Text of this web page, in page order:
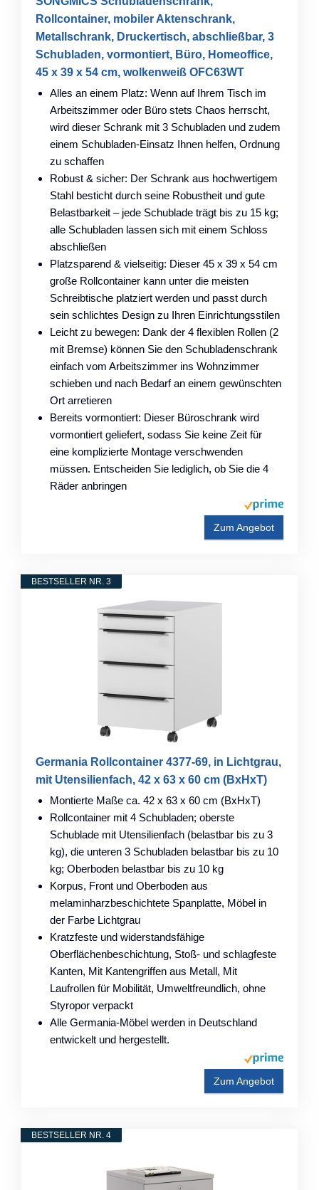
Rollcontainer, mobiler Aktenschrank,
Metallschrank, Druckertisch, abschließbar, 3
Schubladen, vormontiert, Büro, Homeoffice,
45 x 39 x 54 cm, wolkenweiß OFC63WT
Alles an einem Platz: Wenn auf Ihrem Tisch im
Arbeitszimmer oder Büro stets Chaos herrscht,
wird dieser Schrank mit 3 Schubladen und zudem
einem Schubladen-Einsatz Ihnen helfen, Ordnung
zu schaffen
Robust & sicher: Der Schrank aus hochwertigem
Stahl besticht durch seine Robustheit und gute
Belastbarkeit – jede Schublade trägt bis zu 15 kg;
alle Schubladen lassen sich mit einem Schloss
abschließen
Platzsparend & vielseitig: Dieser 45 x 39 x 54 cm
große Rollcontainer kann unter die meisten
Schreibtische platziert werden und passt durch
sein schlichtes Design zu Ihren Einrichtungsstilen
Leicht zu bewegen: Dank der 4 flexiblen Rollen (2
mit Bremse) können Sie den Schubladenschrank
einfach vom Arbeitszimmer ins Wohnzimmer
schieben und nach Bedarf an einem gewünschten
Ort arretieren
Bereits vormontiert: Dieser Büroschrank wird
vormontiert geliefert, sodass Sie keine Zeit für
eine komplizierte Montage verschwenden
müssen. Entscheiden Sie lediglich, ob Sie die 4
Räder anbringen
Zum Angebot
BESTSELLER NR. 3
Germania Rollcontainer 4377-69, in Lichtgrau,
mit Utensilienfach, 42 x 63 x 60 cm (BxHxT)
Montierte Maße ca. 42 x 63 x 60 cm (BxHxT)
Rollcontainer mit 4 Schubladen; oberste
Schublade mit Utensilienfach (belastbar bis zu 3
kg), die unteren 3 Schubladen belastbar bis zu 10
kg; Oberboden belastbar bis zu 10 kg
Korpus, Front und Oberboden aus
melaminharzbeschichtete Spanplatte, Möbel in
der Farbe Lichtgrau
Kratzfeste und widerstandsfähige
Oberflächenbeschichtung, Stoß- und schlagfeste
Kanten, Mit Kantengriffen aus Metall, Mit
Laufrollen für Mobilität, Umweltfreundlich, ohne
Styropor verpackt
Alle Germania-Möbel werden in Deutschland
entwickelt und hergestellt.
Zum Angebot
BESTSELLER NR. 4